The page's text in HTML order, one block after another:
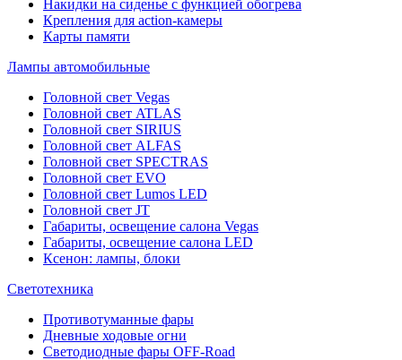
Накидки на сиденье с функцией обогрева
Крепления для action-камеры
Карты памяти
Лампы автомобильные
Головной свет Vegas
Головной свет ATLAS
Головной свет SIRIUS
Головной свет ALFAS
Головной свет SPECTRAS
Головной свет EVO
Головной свет Lumos LED
Головной свет JT
Габариты, освещение салона Vegas
Габариты, освещение салона LED
Ксенон: лампы, блоки
Светотехника
Противотуманные фары
Дневные ходовые огни
Светодиодные фары OFF-Road